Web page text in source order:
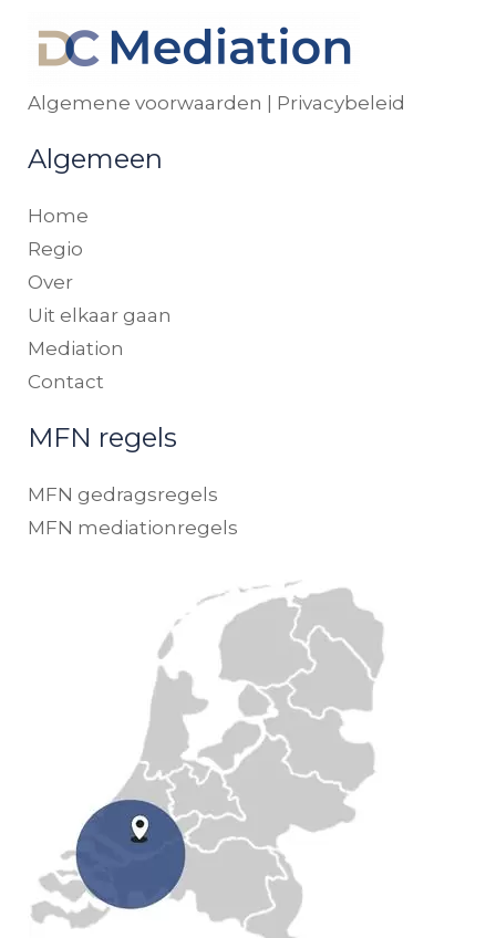
Algemene voorwaarden Privacybeleid
Algemeen
Home
Regio
Over
Uit elkaar gaan
Mediation
Contact
MFN regels
MFN gedragsregels
MFN mediationregels